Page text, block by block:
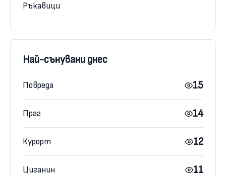
Ръкавици
Най-сънувани днес
Повреда 15
Праг 14
Курорт 12
Циганин 11